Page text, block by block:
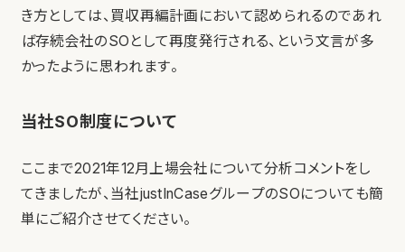
き方としては、買収再編計画において認められるのであれ
ば存続会社のSOとして再度発行される、という文言が多
かったように思われます。
当社SO制度について
ここまで2021年12月上場会社について分析コメントをし
てきましたが、当社justInCaseグループのSOについても簡
単にご紹介させてください。